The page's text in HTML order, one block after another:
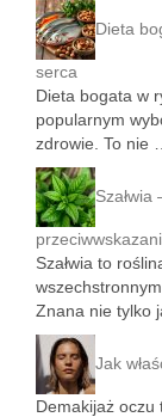
Dieta
serca
Dieta bogata w
popularnym
zdrowie. To nie …
Szałwia
Szałwia to
Znana nie tylko
Jak
Demakijaż oczu